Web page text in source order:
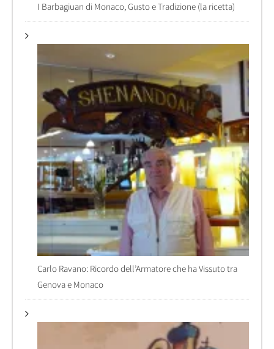
I Barbagiuan di Monaco, Gusto e Tradizione (la ricetta)
Carlo Ravano: Ricordo dell’Armatore che ha Vissuto tra
Genova e Monaco